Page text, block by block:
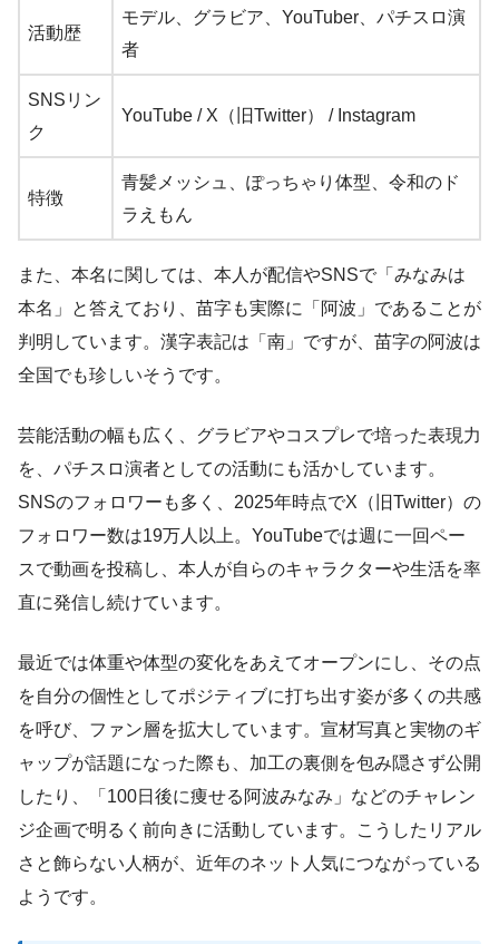
活動歴
モデル、グラビア、YouTuber、パチスロ演
者
SNSリン
ク
YouTube / X（旧Twitter） / Instagram
特徴
青髪メッシュ、ぽっちゃり体型、令和のド
ラえもん
また、本名に関しては、本人が配信やSNSで「みなみは
本名」と答えており、苗字も実際に「阿波」であることが
判明しています。漢字表記は「南」ですが、苗字の阿波は
全国でも珍しいそうです。
芸能活動の幅も広く、グラビアやコスプレで培った表現力
を、パチスロ演者としての活動にも活かしています。
SNSのフォロワーも多く、2025年時点でX（旧Twitter）の
フォロワー数は19万人以上。YouTubeでは週に一回ペー
スで動画を投稿し、本人が自らのキャラクターや生活を率
直に発信し続けています。
最近では体重や体型の変化をあえてオープンにし、その点
を自分の個性としてポジティブに打ち出す姿が多くの共感
を呼び、ファン層を拡大しています。宣材写真と実物のギ
ャップが話題になった際も、加工の裏側を包み隠さず公開
したり、「100日後に痩せる阿波みなみ」などのチャレン
ジ企画で明るく前向きに活動しています。こうしたリアル
さと飾らない人柄が、近年のネット人気につながっている
ようです。